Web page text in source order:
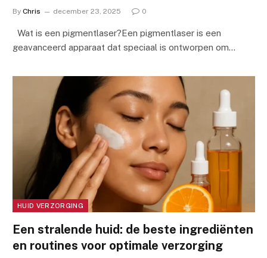
By Chris december 23, 2025 0
Wat is een pigmentlaser?Een pigmentlaser is een
geavanceerd apparaat dat speciaal is ontworpen om…
HUID VERZORGING
Een stralende huid: de beste ingrediënten
en routines voor optimale verzorging